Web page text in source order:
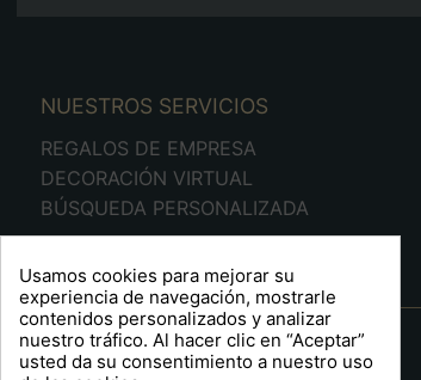
NUESTROS SERVICIOS
REGALOS DE EMPRESA
DECORACIÓN VIRTUAL
BÚSQUEDA PERSONALIZADA
A R T S F I T É
Usamos cookies para mejorar su
experiencia de navegación, mostrarle
contenidos personalizados y analizar
nuestro tráfico. Al hacer clic en “Aceptar”
usted da su consentimiento a nuestro uso